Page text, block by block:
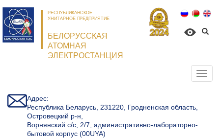
РЕСПУБЛИКАНСКОЕ
УНИТАРНОЕ ПРЕДПРИЯТИЕ
БЕЛОРУССКАЯ
АТОМНАЯ
ЭЛЕКТРОСТАНЦИЯ
Адрес:
Республика Беларусь, 231220, Гродненская область,
Островецкий р-н,
Ворнянский с/с, 2/7, административно-лабораторно-
бытовой корпус (00UYA)